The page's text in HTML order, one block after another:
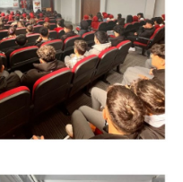
Ardahan
Iğdır
Yalova
Karabük
Kilis